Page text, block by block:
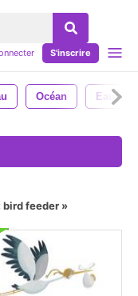
S'inscrire
Océan Eau
bird feeder